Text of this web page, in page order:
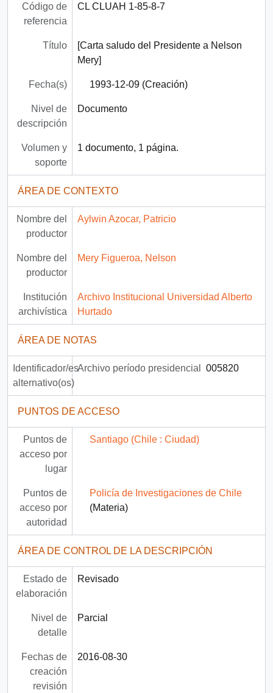
Código de
referencia
CL CLUAH 1-85-8-7
Título
[Carta saludo del Presidente a Nelson
Mery]
Fecha(s) 1993-12-09 (Creación)
Nivel de
descripción
Documento
Volumen y
soporte
1 documento, 1 página.
ÁREA DE CONTEXTO
Nombre del
productor
Aylwin Azocar, Patricio
Nombre del
productor
Mery Figueroa, Nelson
Institución
archivística
Archivo Institucional Universidad Alberto
Hurtado
ÁREA DE NOTAS
Identificador/es
alternativo(os)
Archivo período presidencial 005820
PUNTOS DE ACCESO
Puntos de
acceso por
lugar
Santiago (Chile : Ciudad)
Puntos de
acceso por
autoridad
Policía de Investigaciones de Chile
(Materia)
ÁREA DE CONTROL DE LA DESCRIPCIÓN
Estado de
elaboración
Revisado
Nivel de
detalle
Parcial
Fechas de
creación
revisión
2016-08-30